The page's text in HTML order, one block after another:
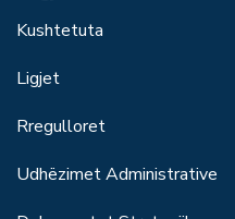
Kushtetuta
Ligjet
Rregulloret
Udhëzimet Administrative